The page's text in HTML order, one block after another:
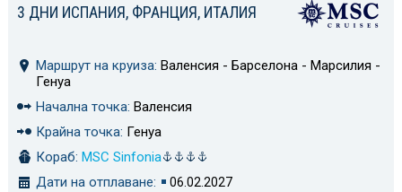
3 ДНИ ИСПАНИЯ, ФРАНЦИЯ, ИТАЛИЯ
Маршрут на круиза: Валенсия - Барселона - Марсилия -
Генуа
Начална точка: Валенсия
Крайна точка: Генуа
Кораб: MSC Sinfonia
Дати на отплаване:
06.02.2027